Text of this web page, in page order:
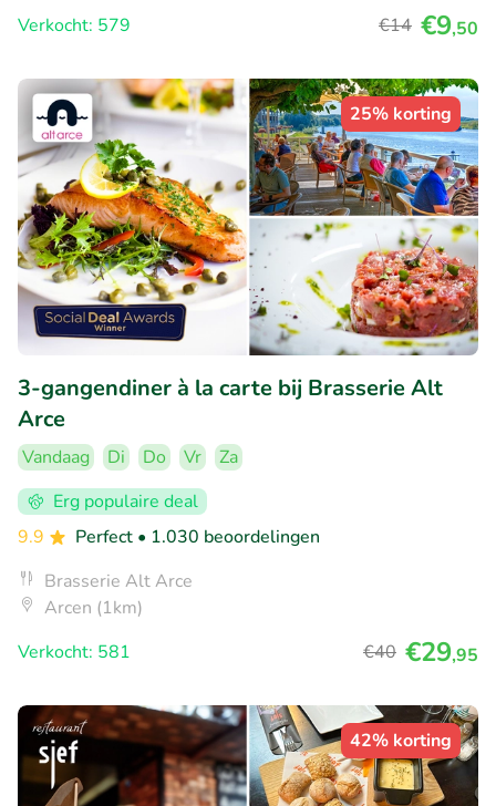
Verkocht: 579 €14 €9,50
25% korting
3-gangendiner à la carte bij Brasserie Alt
Arce
Vandaag Di Do Vr
Za
Erg populaire deal
9.9
Perfect • 1.030 beoordelingen
Brasserie Alt Arce
Arcen (1km)
Verkocht: 581
€40 €29,95
42% korting